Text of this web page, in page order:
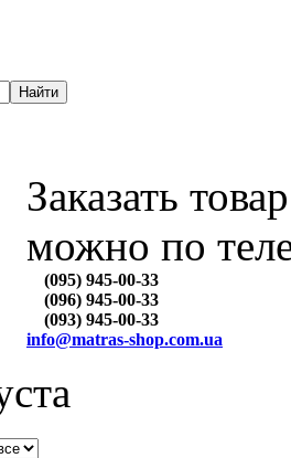
Заказать товар
можно по
(095) 945-00-33
(096) 945-00-33
(093) 945-00-33
info@matras-shop.com.ua